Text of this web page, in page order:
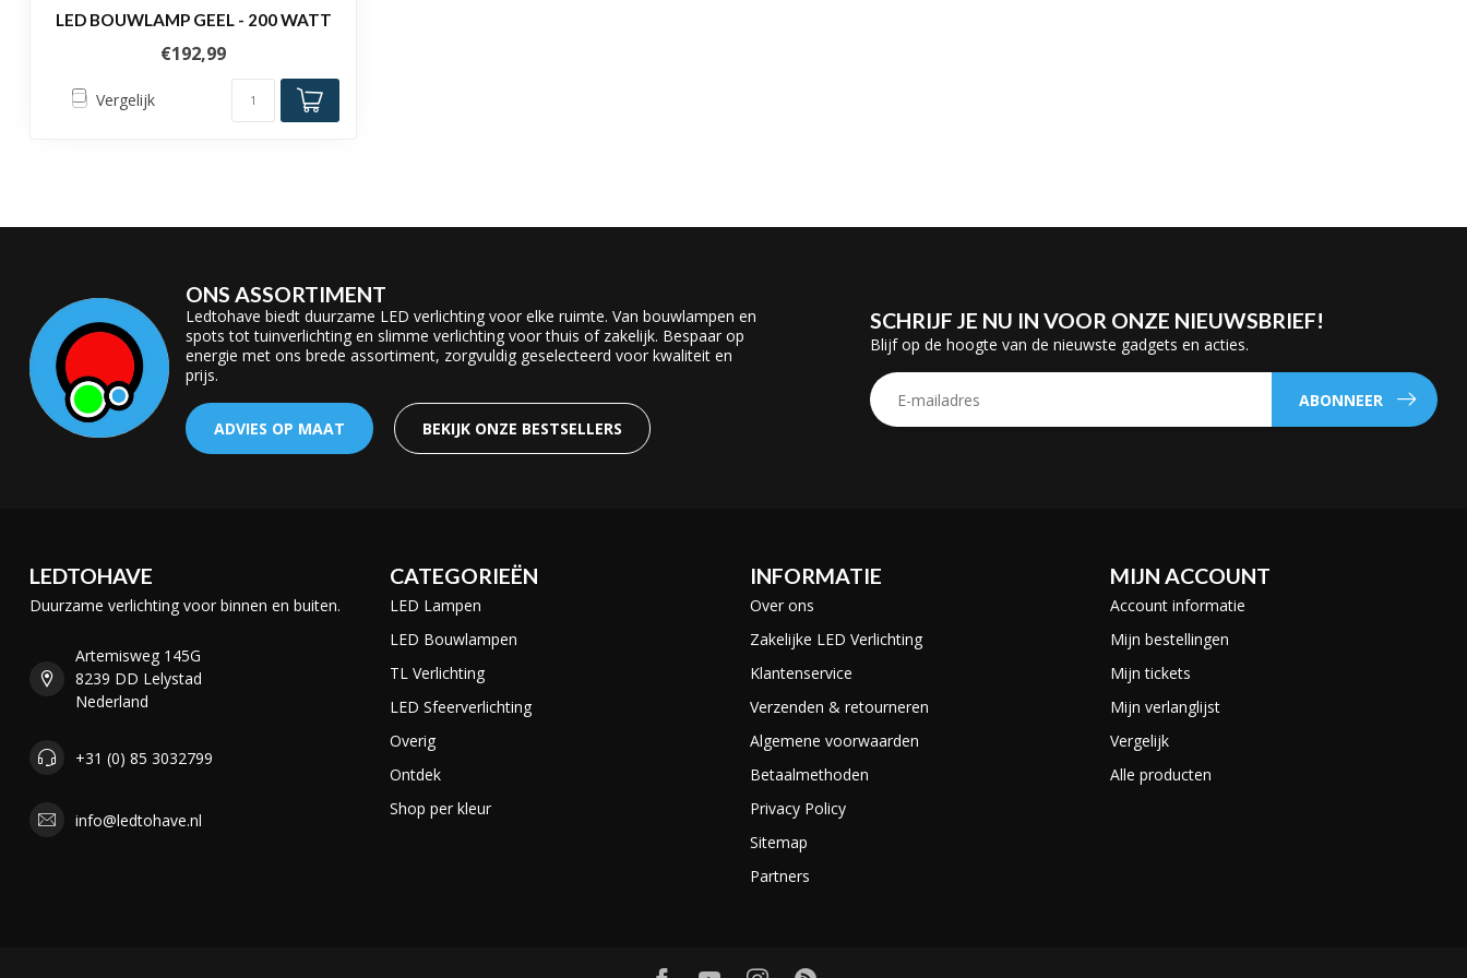
LED BOUWLAMP GEEL - 200 WATT
€192,99
Vergelijk
ONS ASSORTIMENT
Ledtohave biedt duurzame LED verlichting voor elke ruimte. Van bouwlampen en
spots tot tuinverlichting en slimme verlichting voor thuis of zakelijk. Bespaar op
energie met ons brede assortiment, zorgvuldig geselecteerd voor kwaliteit en
prijs.
ADVIES OP MAAT BEKIJK ONZE BESTSELLERS
SCHRIJF JE NU IN VOOR ONZE NIEUWSBRIEF!
Blijf op de hoogte van de nieuwste gadgets en acties.
ABONNEER
LEDTOHAVE
Duurzame verlichting voor binnen en buiten.
Artemisweg 145G
8239 DD Lelystad
Nederland
+31 (0) 85 3032799
info@ledtohave.nl
CATEGORIEËN
LED Lampen
LED Bouwlampen
TL Verlichting
LED Sfeerverlichting
Overig
Ontdek
Shop per kleur
INFORMATIE
Over ons
Zakelijke LED Verlichting
Klantenservice
Verzenden & retourneren
Algemene voorwaarden
Betaalmethoden
Privacy Policy
Sitemap
Partners
MIJN ACCOUNT
Account informatie
Mijn bestellingen
Mijn tickets
Mijn verlanglijst
Vergelijk
Alle producten